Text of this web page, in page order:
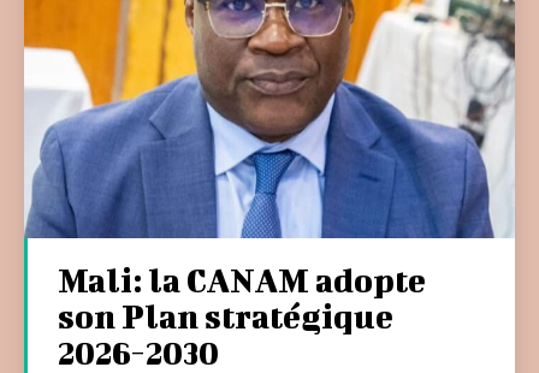
Mali: la CANAM adopte
son Plan stratégique
2026-2030